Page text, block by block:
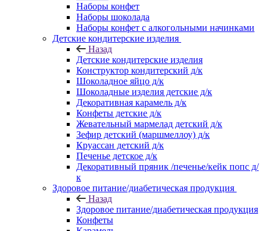
Наборы конфет
Наборы шоколада
Наборы конфет с алкогольными начинками
Детские кондитерские изделия
Назад
Детские кондитерские изделия
Конструктор кондитерский д/к
Шоколадное яйцо д/к
Шоколадные изделия детские д/к
Декоративная карамель д/к
Конфеты детские д/к
Жевательный мармелад детский д/к
Зефир детский (маршмеллоу) д/к
Круассан детский д/к
Печенье детское д/к
Декоративный пряник /печенье/кейк попс д/
к
Здоровое питание/диабетическая продукция
Назад
Здоровое питание/диабетическая продукция
Конфеты